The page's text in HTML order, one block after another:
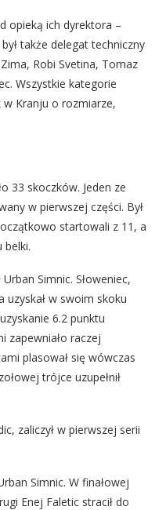
opieką ich dyrektora –
także delegat techniczny
Robi Svetina, Tomaz
Wszystkie kategorie
w Kranju o rozmiarze,
33 skoczków. Jeden ze
w pierwszej części. Był
startowali z 11, a
belki.
Simnic. Słoweniec,
uzyskał w swoim skoku
6.2 punktu
zapewniało raczej
plasował się wówczas
trójce uzupełnił
zaliczył w pierwszej serii
Simnic. W finałowej
Enej Faletic stracił do